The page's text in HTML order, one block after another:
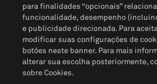
para finalidades “opcionais”
funcionalidade, desempenho
e publicidade direcionada. Para
modificar suas configurações de
botões neste banner. Para mais
alterar sua escolha posteriormente,
sobre Cookies.